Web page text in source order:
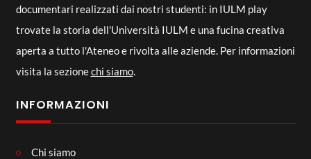
documentari realizzati dai nostri studenti: in IULM play
trovate la storia dell'Università IULM e una fucina creativa
aperta a tutto l'Ateneo e rivolta alle aziende. Per informazioni
visita la sezionechi siamo.
INFORMAZIONI
Chi siamo